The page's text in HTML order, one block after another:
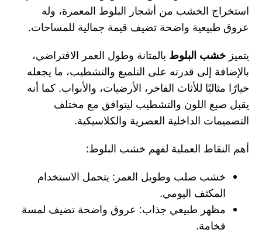
استخراج الخشب من أشجار البلوط المعمرة، وله
عروق طبيعية واضحة تضيف قيمة جمالية للمساحات.
يتميزخشب البلوط بالمتانة وطول العمر الافتراضي،
بالإضافة إلى قدرته على التلميع والتشطيب، ما يجعله
خيارًا مثاليًا للأثاث الفاخر، الأرضيات، والأبواب. كما أنه
يقبل صبغ اللون والتشطيب ليتوافق مع مختلف
التصميمات الداخلية العصرية والكلاسيكية.
أهم النقاط العملية لفهم خشب البلوط:
خشب صلب وطويل العمر: يتحمل الاستخدام
المكثف اليومي.
مظهر طبيعي جذاب: عروق واضحة تضيف لمسة
فخامة.